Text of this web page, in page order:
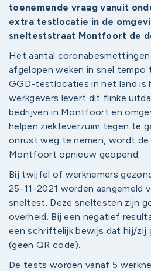
toenemende vraag vanuit
extra testlocatie in de
snelteststraat Montfoort de
Het aantal coronabesmettingen
afgelopen weken in snel tempo
GGD-testlocaties in het land is
werkgevers levert dit flinke
bedrijven in Montfoort en
helpen ziekteverzuim tegen te
onrust weg te nemen, wordt
Montfoort opnieuw geopend.
Bij twijfel of werknemers
25-11-2021 worden aangemeld
sneltest. Deze sneltesten zijn
overheid. Bij een negatief
een schriftelijk bewijs dat hij/zij
(geen QR code).
De tests worden vanaf 5